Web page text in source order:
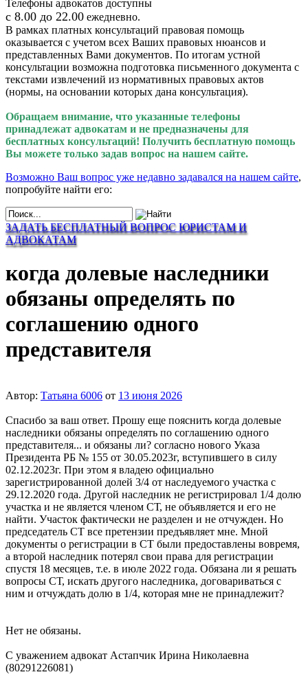
Телефоны адвокатов доступны
с 8.00 до 22.00 ежедневно.
В рамках платных консультаций правовая помощь
оказывается с учетом всех Ваших правовых нюансов и
представленных Вами документов. По итогам устной
консультации возможна подготовка письменного документа с
текстами извлечений из нормативных правовых актов
(нормы, на основании которых дана консультация).
Обращаем внимание, что указанные телефоны
принадлежат адвокатам и не предназначены для
бесплатных консультаций! Получить бесплатную помощь
Вы можете только задав вопрос на нашем сайте.
Возможно Ваш вопрос уже недавно задавался на нашем сайте,
попробуйте найти его:
ЗАДАТЬ БЕСПЛАТНЫЙ ВОПРОС ЮРИСТАМ И
АДВОКАТАМ
когда долевые наследники
обязаны определять по
соглашению одного
представителя
Автор: Татьяна 6006 от 13 июня 2026
Спасибо за ваш ответ. Прошу еще пояснить когда долевые
наследники обязаны определять по соглашению одного
представителя... и обязаны ли? согласно нового Указа
Президента РБ № 155 от 30.05.2023г, вступившего в силу
02.12.2023г. При этом я владею официально
зарегистрированной долей 3/4 от наследуемого участка с
29.12.2020 года. Другой наследник не регистрировал 1/4 долю
участка и не является членом СТ, не объявляется и его не
найти. Участок фактически не разделен и не отчужден. Но
председатель СТ все претензии предъявляет мне. Мной
документы о регистрации в СТ были предоставлены вовремя,
а второй наследник потерял свои права для регистрации
спустя 18 месяцев, т.е. в июле 2022 года. Обязана ли я решать
вопросы СТ, искать другого наследника, договариваться с
ним и отчуждать долю в 1/4, которая мне не принадлежит?
Нет не обязаны.
С уважением адвокат Астапчик Ирина Николаевна
(80291226081)